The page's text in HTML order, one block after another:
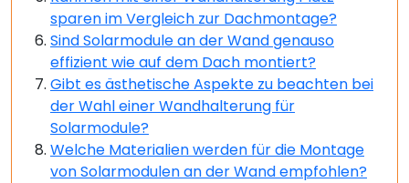
sparen im Vergleich zur Dachmontage?
Sind Solarmodule an der Wand genauso
effizient wie auf dem Dach montiert?
Gibt es ästhetische Aspekte zu beachten bei
der Wahl einer Wandhalterung für
Solarmodule?
Welche Materialien werden für die Montage
von Solarmodulen an der Wand empfohlen?